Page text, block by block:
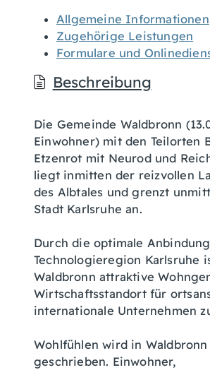
Allgemeine Informationen
Zugehörige Leistungen
Formulare und
Beschreibung
Die Gemeinde Waldbronn
Einwohner) mit den Teilorten
Etzenrot mit Neurod und
liegt inmitten der reizvollen
des Albtales und grenzt
Stadt Karlsruhe an.
Durch die optimale
Technologieregion Karlsruhe
Waldbronn attraktive
Wirtschaftsstandort für
internationale Unternehmen
Wohlfühlen wird in
geschrieben. Einwohner,